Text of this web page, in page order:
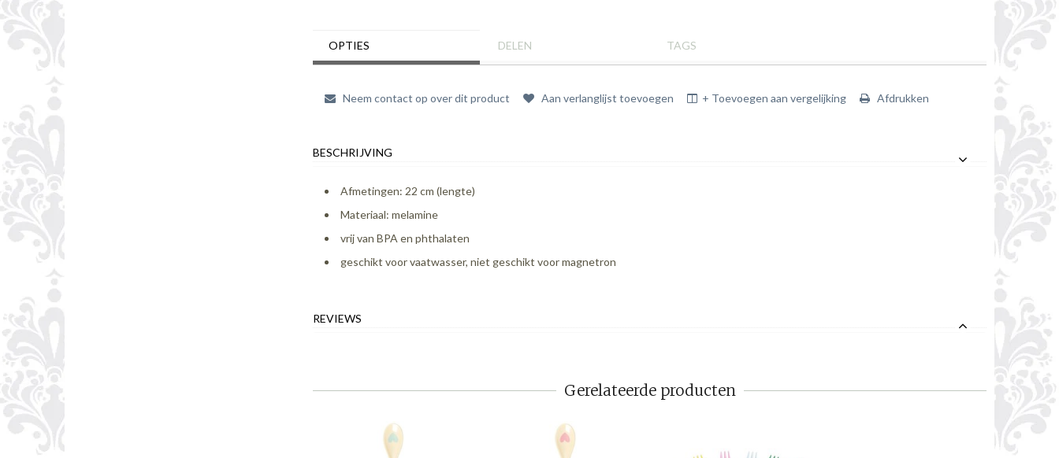
OPTIES DELEN TAGS
Neem contact op over dit product Aan verlanglijst toevoegen + Toevoegen aan vergelijking Afdrukken
BESCHRIJVING
Afmetingen: 22 cm (lengte)
Materiaal: melamine
vrij van BPA en phthalaten
geschikt voor vaatwasser, niet geschikt voor magnetron
REVIEWS
Gerelateerde producten